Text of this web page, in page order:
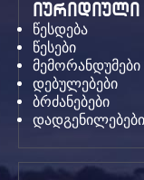
იურიდიული
წესდება
წესები
დებულებები
ბრძანებები
დადგენილებები